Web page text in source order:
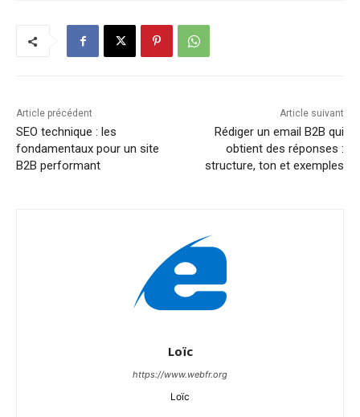
Article précédent
SEO technique : les
fondamentaux pour un site
B2B performant
Article suivant
Rédiger un email B2B qui
obtient des réponses :
structure, ton et exemples
Loïc
https://www.webfr.org
Loïc